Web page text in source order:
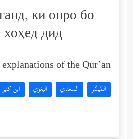
ки онро бо
дид
of the Qur’an:
المُيسَّر السعدي البغوي ابن كثير